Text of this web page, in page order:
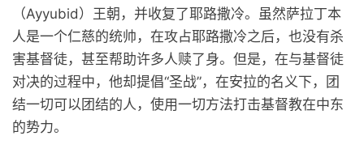
（Ayyubid）王朝，并收复了耶路撒冷。虽然萨拉丁本
人是一个仁慈的统帅，在攻占耶路撒冷之后，也没有杀
害基督徒，甚至帮助许多人赎了身。但是，在与基督徒
对决的过程中，他却提倡“圣战”，在安拉的名义下，团
结一切可以团结的人，使用一切方法打击基督教在中东
的势力。